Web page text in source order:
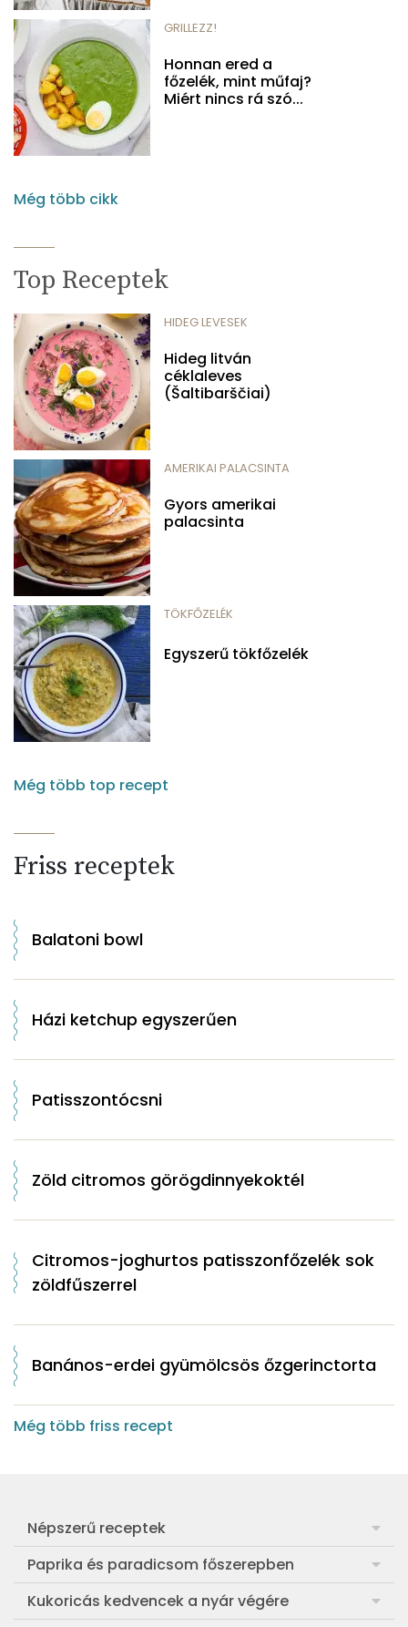
GRILLEZZ!
Honnan ered a
főzelék, mint műfaj?
Miért nincs rá szó...
Még több cikk
Top Receptek
HIDEG LEVESEK
Hideg litván
céklaleves
(Šaltibarščiai)
AMERIKAI PALACSINTA
Gyors amerikai
palacsinta
TÖKFŐZELÉK
Egyszerű tökfőzelék
Még több top recept
Friss receptek
Balatoni bowl
Házi ketchup egyszerűen
Patisszontócsni
Zöld citromos görögdinnyekoktél
Citromos-joghurtos patisszonfőzelék sok
zöldfűszerrel
Banános-erdei gyümölcsös őzgerinctorta
Még több friss recept
Népszerű receptek
Frankfurti leves
Egyszerű muffin
Paprika és paradicsom főszerepben
Pan con Tomate
Kukoricás kedvencek a nyár végére